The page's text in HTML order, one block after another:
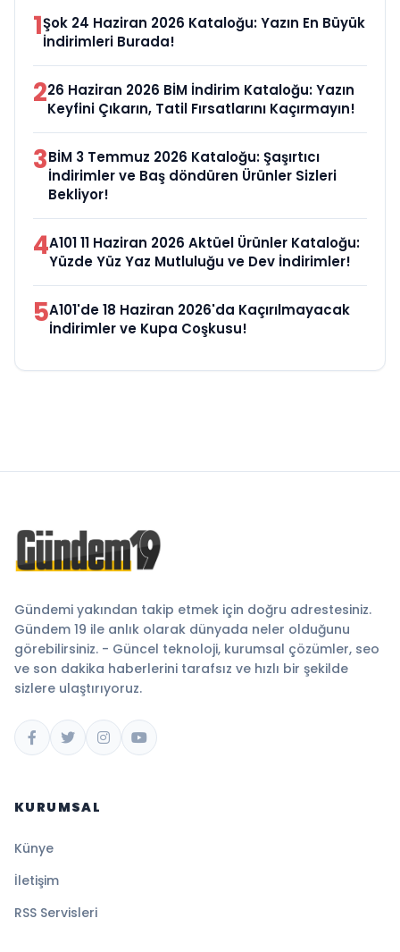
1Şok 24 Haziran 2026 Kataloğu: Yazın En Büyük
İndirimleri Burada!
226 Haziran 2026 BİM İndirim Kataloğu: Yazın
Keyfini Çıkarın, Tatil Fırsatlarını Kaçırmayın!
3BİM 3 Temmuz 2026 Kataloğu: Şaşırtıcı
İndirimler ve Baş döndüren Ürünler Sizleri
Bekliyor!
4A101 11 Haziran 2026 Aktüel Ürünler Kataloğu:
Yüzde Yüz Yaz Mutluluğu ve Dev İndirimler!
5A101'de 18 Haziran 2026'da Kaçırılmayacak
İndirimler ve Kupa Coşkusu!
Gündemi yakından takip etmek için doğru adrestesiniz.
Gündem 19 ile anlık olarak dünyada neler olduğunu
görebilirsiniz. - Güncel teknoloji, kurumsal çözümler, seo
ve son dakika haberlerini tarafsız ve hızlı bir şekilde
sizlere ulaştırıyoruz.
KURUMSAL
Künye
İletişim
RSS Servisleri